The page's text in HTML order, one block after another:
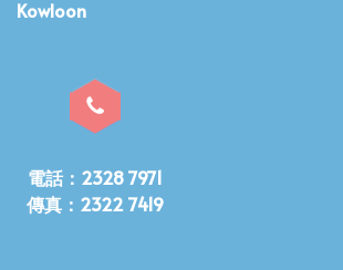
Kowloon
電話：2328 7971
傳真：2322 7419